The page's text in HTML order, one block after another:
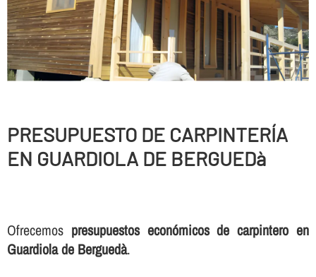
PRESUPUESTO DE CARPINTERÍ­A
EN GUARDIOLA DE BERGUEDà
Ofrecemos presupuestos económicos de carpintero en
Guardiola de Berguedà.